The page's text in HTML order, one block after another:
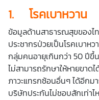
1. โรคเบาหวาน
ข้อมูลด้านสาธารณสุขของไ
ประชากรป่วยเป็นโรคเบา
กลุ่มคนอายุเกินกว่า 50 ปีขึ้
ไม่สามารถรักษาให้หายขาด
ภาวะแทรกซ้อนอื่นๆ ได้อีกม
บริษัทประกันไม่ชอบสักเท่าไ